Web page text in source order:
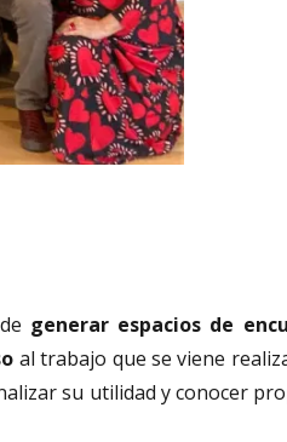
generar espacios de
al trabajo que se viene
su utilidad y conocer